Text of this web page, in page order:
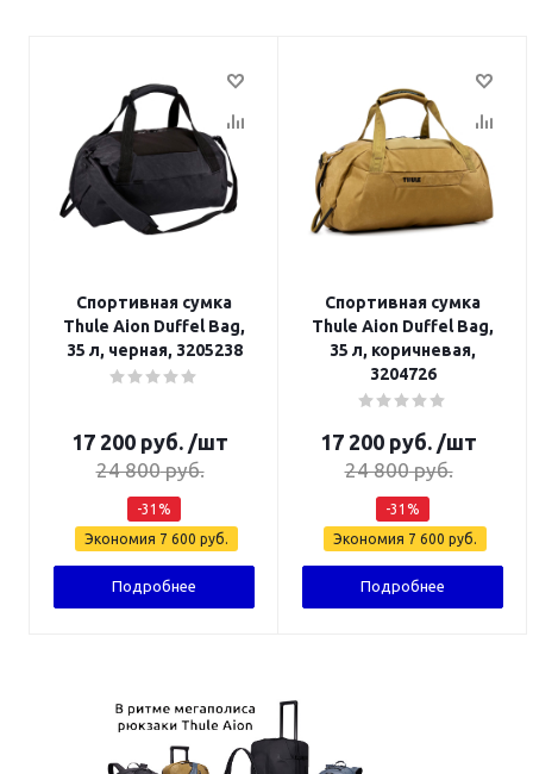
Спортивная сумка
Thule Aion Duffel Bag,
35 л, черная, 3205238
17 200 руб. /шт
24 800руб.
-31 %
Экономия 7 600 руб.
Подробнее
Спортивная сумка
Thule Aion Duffel Bag,
35 л, коричневая,
3204726
17 200 руб. /шт
24 800руб.
-31 %
Экономия 7 600 руб.
Подробнее